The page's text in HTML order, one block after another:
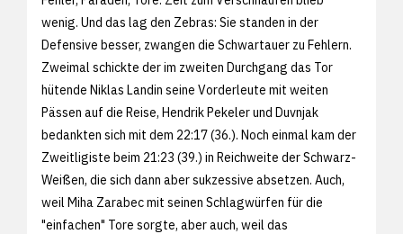
wenig. Und das lag den Zebras: Sie standen in der
Defensive besser, zwangen die Schwartauer zu Fehlern.
Zweimal schickte der im zweiten Durchgang das Tor
hütende Niklas Landin seine Vorderleute mit weiten
Pässen auf die Reise, Hendrik Pekeler und Duvnjak
bedankten sich mit dem 22:17 (36.). Noch einmal kam der
Zweitligiste beim 21:23 (39.) in Reichweite der Schwarz-
Weißen, die sich dann aber sukzessive absetzen. Auch,
weil Miha Zarabec mit seinen Schlagwürfen für die
"einfachen" Tore sorgte, aber auch, weil das